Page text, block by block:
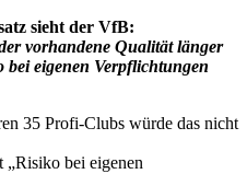
sieht der VfB:
vorhandene Qualität länger
bei eigenen Verpflichtungen
35 Profi-Clubs würde das nicht
„Risiko bei eigenen